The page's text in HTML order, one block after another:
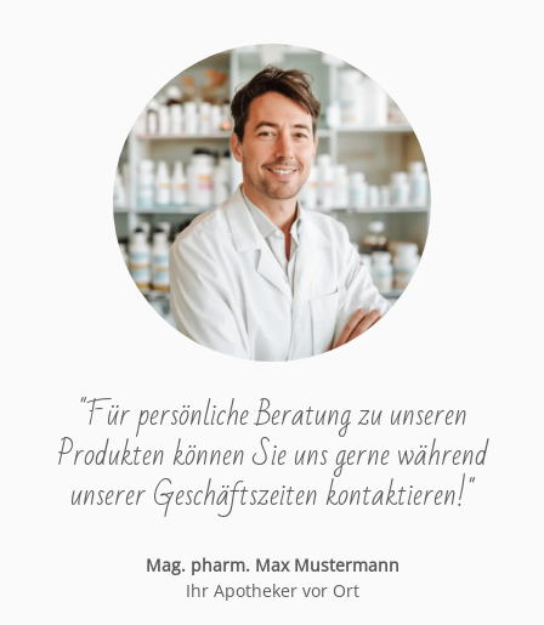
"Für persönliche Beratung zu unseren
Produkten können Sie uns gerne während
unserer Geschäftszeiten kontaktieren!"
Mag. pharm. Max Mustermann
Ihr Apotheker vor Ort